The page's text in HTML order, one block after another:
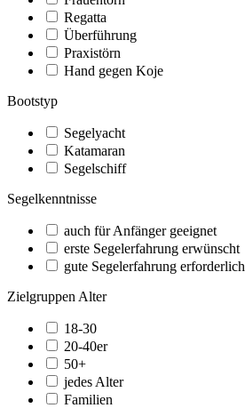
Regatta
Überführung
Praxistörn
Hand gegen Koje
Bootstyp
Segelyacht
Katamaran
Segelschiff
Segelkenntnisse
auch für Anfänger geeignet
erste Segelerfahrung erwünscht
gute Segelerfahrung erforderlich
Zielgruppen Alter
18-30
20-40er
50+
jedes Alter
Familien